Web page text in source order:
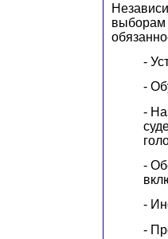
выборам
-
-
-
-
-
-